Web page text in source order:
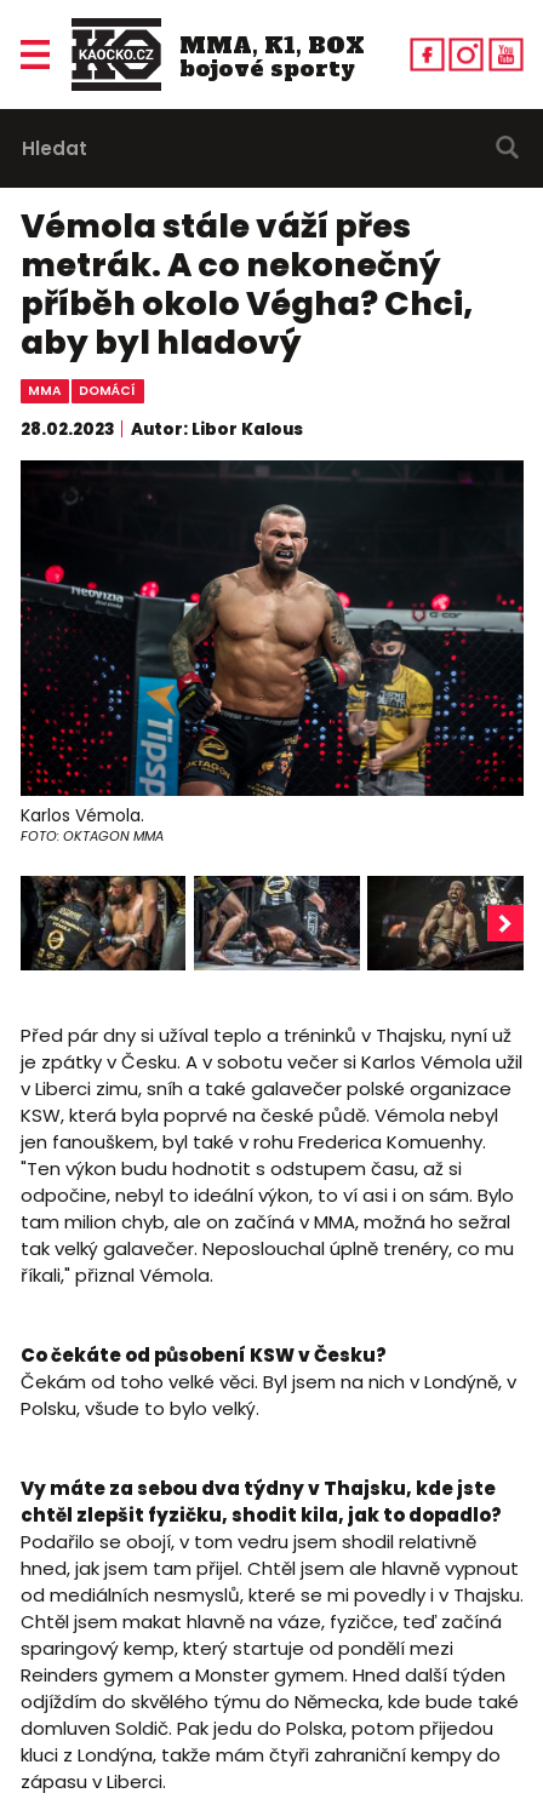
MMA, K1, BOX
bojové sporty
Vémola stále váží přes
metrák. A co nekonečný
příběh okolo Végha? Chci,
aby byl hladový
MMA DOMÁCÍ
28.02.2023 Autor: Libor Kalous
Karlos Vémola.
FOTO: OKTAGON MMA
Před pár dny si užíval teplo a tréninků v Thajsku, nyní už
je zpátky v Česku. A v sobotu večer si Karlos Vémola užil
v Liberci zimu, sníh a také galavečer polské organizace
KSW, která byla poprvé na české půdě. Vémola nebyl
jen fanouškem, byl také v rohu Frederica Komuenhy.
"Ten výkon budu hodnotit s odstupem času, až si
odpočine, nebyl to ideální výkon, to ví asi i on sám. Bylo
tam milion chyb, ale on začíná v MMA, možná ho sežral
tak velký galavečer. Neposlouchal úplně trenéry, co mu
říkali," přiznal Vémola.
Co čekáte od působení KSW v Česku?
Čekám od toho velké věci. Byl jsem na nich v Londýně, v
Polsku, všude to bylo velký.
Vy máte za sebou dva týdny v Thajsku, kde jste
chtěl zlepšit fyzičku, shodit kila, jak to dopadlo?
Podařilo se obojí, v tom vedru jsem shodil relativně
hned, jak jsem tam přijel. Chtěl jsem ale hlavně vypnout
od mediálních nesmyslů, které se mi povedly i v Thajsku.
Chtěl jsem makat hlavně na váze, fyzičce, teď začíná
sparingový kemp, který startuje od pondělí mezi
Reinders gymem a Monster gymem. Hned další týden
odjíždím do skvělého týmu do Německa, kde bude také
domluven Soldič. Pak jedu do Polska, potom přijedou
kluci z Londýna, takže mám čtyři zahraniční kempy do
zápasu v Liberci.